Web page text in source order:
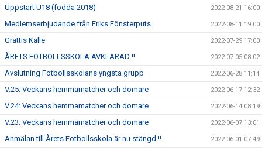
Uppstart U18 (födda 2018) 2022-08-21 16:00
Medlemserbjudande från Eriks Fönsterputs. 2022-08-11 19:00
Grattis Kalle 2022-07-29 17:00
ÅRETS FOTBOLLSSKOLA AVKLARAD !! 2022-07-05 08:02
Avslutning Fotbollsskolans yngsta grupp 2022-06-28 11:14
V.25: Veckans hemmamatcher och domare 2022-06-17 12:32
V.24: Veckans hemmamatcher och domare 2022-06-14 08:19
V.23: Veckans hemmamatcher och domare 2022-06-07 13:01
Anmälan till Årets Fotbollsskola är nu stängd !! 2022-06-01 07:49